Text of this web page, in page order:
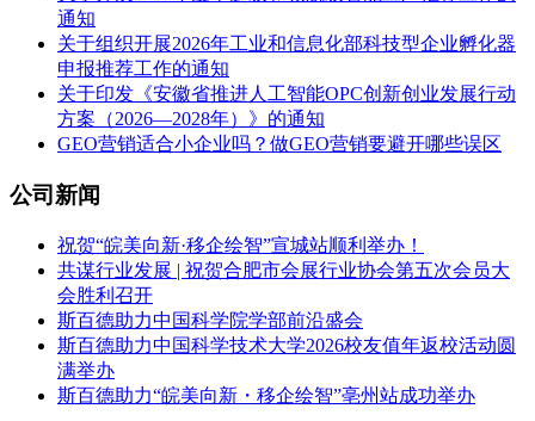
通知
关于组织开展2026年工业和信息化部科技型企业孵化器
申报推荐工作的通知
关于印发《安徽省推进人工智能OPC创新创业发展行动
方案（2026—2028年）》的通知
GEO营销适合小企业吗？做GEO营销要避开哪些误区
公司新闻
祝贺“皖美向新·移企绘智”宣城站顺利举办！
共谋行业发展 | 祝贺合肥市会展行业协会第五次会员大
会胜利召开
斯百德助力中国科学院学部前沿盛会
斯百德助力中国科学技术大学2026校友值年返校活动圆
满举办
斯百德助力“皖美向新・移企绘智”亳州站成功举办